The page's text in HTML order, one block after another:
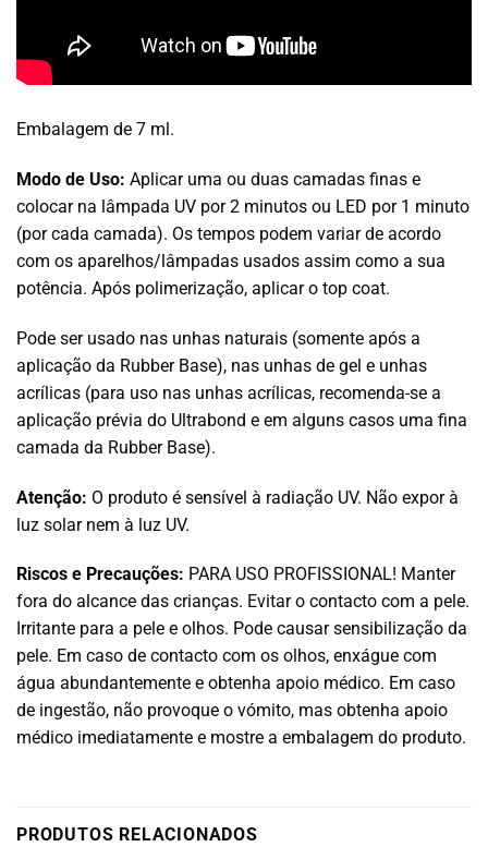
Embalagem de 7 ml.
Modo de Uso: Aplicar uma ou duas camadas finas e
colocar na lâmpada UV por 2 minutos ou LED por 1 minuto
(por cada camada). Os tempos podem variar de acordo
com os aparelhos/lâmpadas usados assim como a sua
potência. Após polimerização, aplicar o top coat.
Pode ser usado nas unhas naturais (somente após a
aplicação da Rubber Base), nas unhas de gel e unhas
acrílicas (para uso nas unhas acrílicas, recomenda-se a
aplicação prévia do Ultrabond e em alguns casos uma fina
camada da Rubber Base).
Atenção: O produto é sensível à radiação UV. Não expor à
luz solar nem à luz UV.
Riscos e Precauções: PARA USO PROFISSIONAL! Manter
fora do alcance das crianças. Evitar o contacto com a pele.
Irritante para a pele e olhos. Pode causar sensibilização da
pele. Em caso de contacto com os olhos, enxágue com
água abundantemente e obtenha apoio médico. Em caso
de ingestão, não provoque o vómito, mas obtenha apoio
médico imediatamente e mostre a embalagem do produto.
PRODUTOS RELACIONADOS